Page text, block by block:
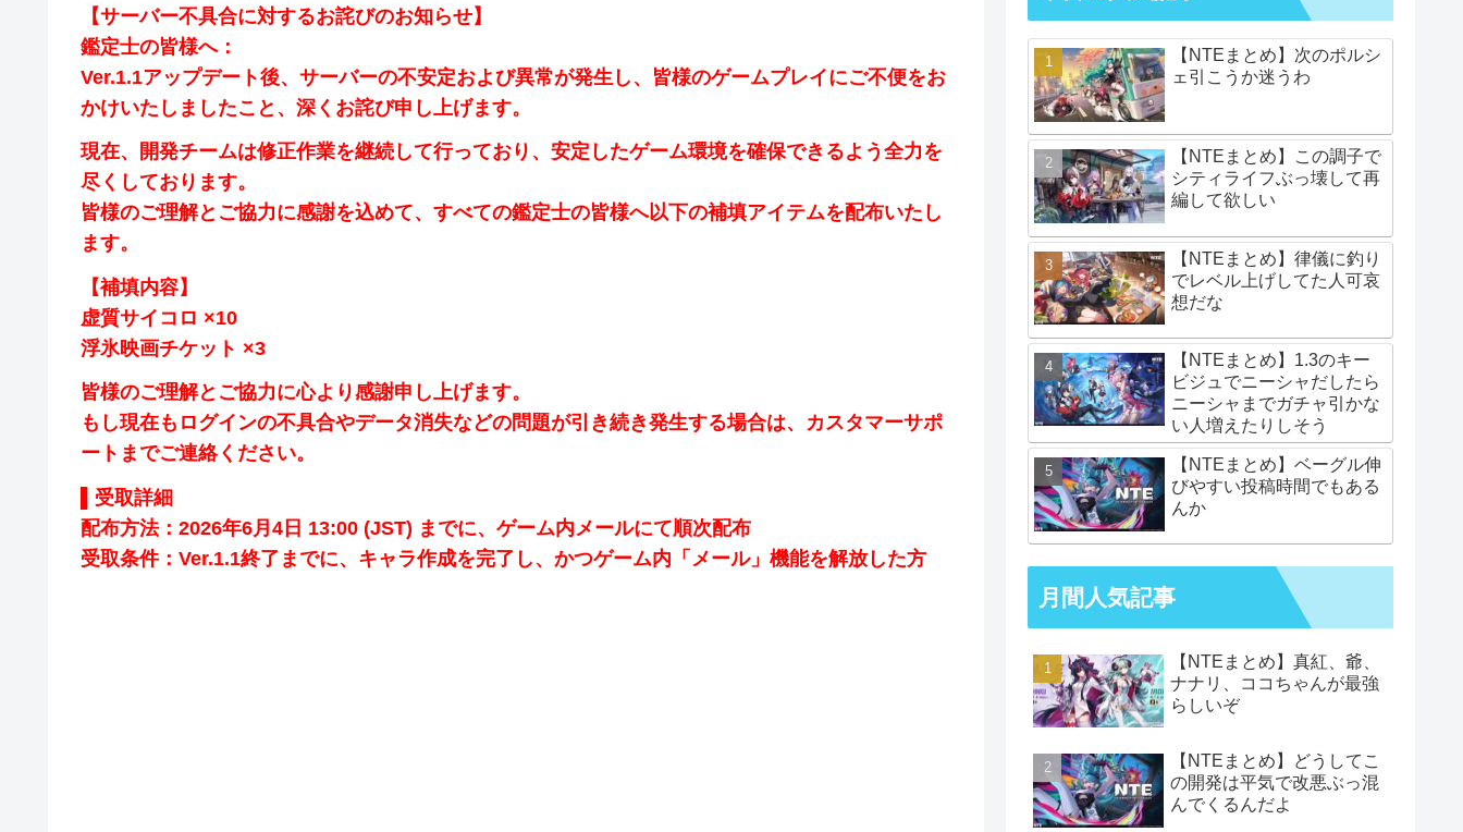
【サーバー不具合に対するお詫びのお知らせ】
鑑定士の皆様へ：
Ver.1.1アップデート後、サーバーの不安定および異常が発生し、皆様のゲームプレイにご不便をお
かけいたしましたこと、深くお詫び申し上げます。
現在、開発チームは修正作業を継続して行っており、安定したゲーム環境を確保できるよう全力を
尽くしております。
皆様のご理解とご協力に感謝を込めて、すべての鑑定士の皆様へ以下の補填アイテムを配布いたし
ます。
【補填内容】
虚質サイコロ ×10
浮氷映画チケット ×3
皆様のご理解とご協力に心より感謝申し上げます。
もし現在もログインの不具合やデータ消失などの問題が引き続き発生する場合は、カスタマーサポ
ートまでご連絡ください。
▌受取詳細
配布方法：2026年6月4日 13:00 (JST) までに、ゲーム内メールにて順次配布
受取条件：Ver.1.1終了までに、キャラ作成を完了し、かつゲーム内「メール」機能を解放した方
【NTEまとめ】次のポルシ
ェ引こうか迷うわ
【NTEまとめ】この調子で
シティライフぶっ壊して再
編して欲しい
【NTEまとめ】律儀に釣り
でレベル上げしてた人可哀
想だな
【NTEまとめ】1.3のキー
ビジュでニーシャだしたら
ニーシャまでガチャ引かな
い人増えたりしそう
【NTEまとめ】ベーグル伸
びやすい投稿時間でもある
んか
月間人気記事
【NTEまとめ】真紅、爺、
ナナリ、ココちゃんが最強
らしいぞ
【NTEまとめ】どうしてこ
の開発は平気で改悪ぶっ混
んでくるんだよ